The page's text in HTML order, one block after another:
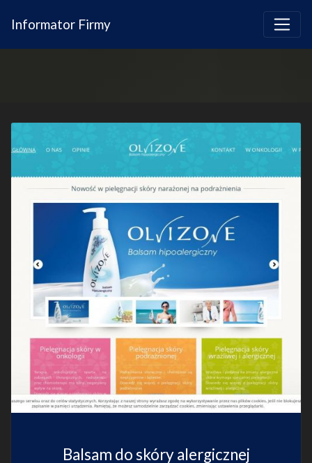
Informator Firmy
Balsam do skóry alergicznej